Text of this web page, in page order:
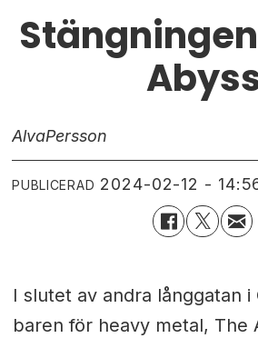
AlvaPersson
PUBLICERAD 2024-02-12 -
I slutet av andra långgatan
baren för heavy metal, The